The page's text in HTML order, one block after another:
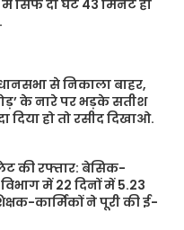
सिर्फ दो घंटे 43 मिनट ही
से निकाला बाहर,
के नारे पर भड़के सतीश
दिया हो तो रसीद दिखाओ.
की रफ्तार: बेसिक-
में 22 दिनों में 5.23
कार्मिकों ने पूरी की ई-